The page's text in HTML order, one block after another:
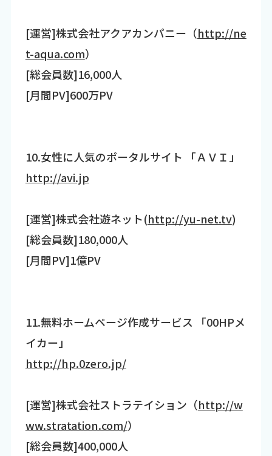
[運営]株式会社アクアカンパニー（http://ne
t-aqua.com）
[総会員数]16,000人
[月間PV]600万PV
10.女性に人気のポータルサイト 「ＡＶＩ」
http://avi.jp
[運営]株式会社遊ネット(http://yu-net.tv)
[総会員数]180,000人
[月間PV]1億PV
11.無料ホームページ作成サービス 「00HPメ
イカー」
http://hp.0zero.jp/
[運営]株式会社ストラテイション（http://w
ww.stratation.com/）
[総会員数]400,000人